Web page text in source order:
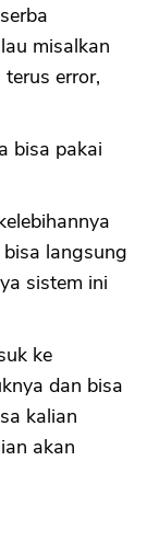
misalkan
error,
bisa pakai
langsung
sistem ini
ke
dan bisa
kalian
akan